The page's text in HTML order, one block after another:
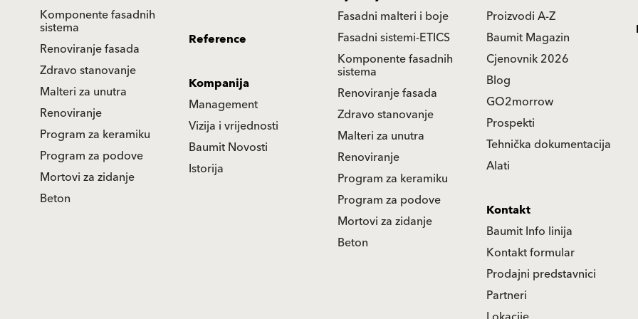
Komponente fasadnih
sistema
Renoviranje fasada
Zdravo stanovanje
Malteri za unutra
Renoviranje
Program za keramiku
Program za podove
Mortovi za zidanje
Beton
Fasadni malteri i boje
Fasadni sistemi-ETICS
Komponente fasadnih
sistema
Renoviranje fasada
Zdravo stanovanje
Malteri za unutra
Renoviranje
Program za keramiku
Program za podove
Mortovi za zidanje
Beton
Proizvodi A-Z
Baumit Magazin
Cjenovnik 2026
Blog
GO2morrow
Prospekti
Tehnička dokumentacija
Alati
Reference
Kompanija
Management
Vizija i vrijednosti
Baumit Novosti
Istorija
Kontakt
Baumit Info linija
Kontakt formular
Prodajni predstavnici
Partneri